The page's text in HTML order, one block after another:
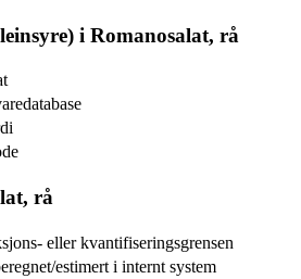
i Romanosalat, rå
rå
eller kvantifiseringsgrensen
estimert i internt system